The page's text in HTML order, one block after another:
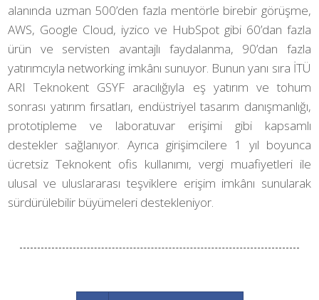
alanında uzman 500’den fazla mentörle birebir görüşme,
AWS, Google Cloud, iyzico ve HubSpot gibi 60’dan fazla
ürün ve servisten avantajlı faydalanma, 90’dan fazla
yatırımcıyla networking imkânı sunuyor. Bunun yanı sıra İTÜ
ARI Teknokent GSYF aracılığıyla eş yatırım ve tohum
sonrası yatırım fırsatları, endüstriyel tasarım danışmanlığı,
prototipleme ve laboratuvar erişimi gibi kapsamlı
destekler sağlanıyor. Ayrıca girişimcilere 1 yıl boyunca
ücretsiz Teknokent ofis kullanımı, vergi muafiyetleri ile
ulusal ve uluslararası teşviklere erişim imkânı sunularak
sürdürülebilir büyümeleri destekleniyor.